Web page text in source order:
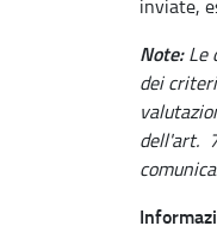
inviate,
Note:Le
dei
dell'art.